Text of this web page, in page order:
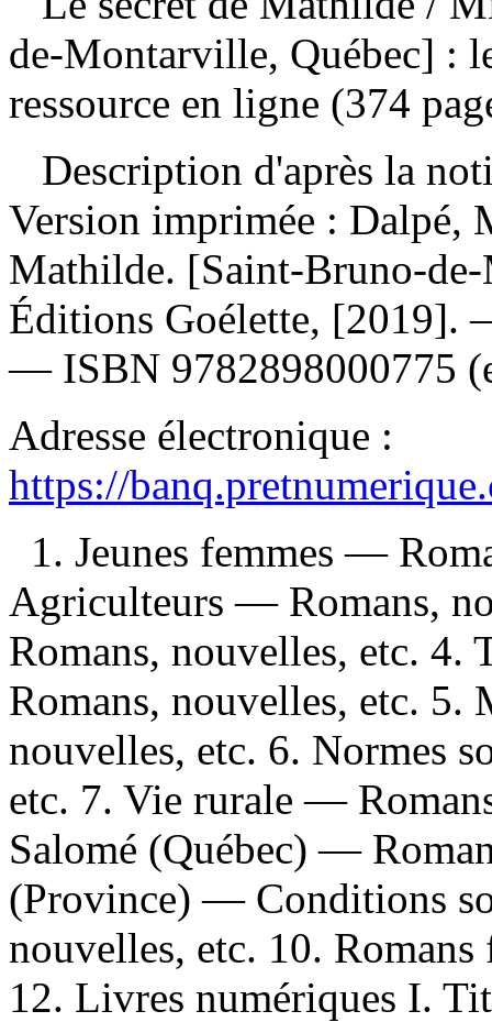
de-Montarville, Québec] :
ressource en ligne (374
Description d'après la
Version imprimée : Dalpé,
Mathilde. [Saint-Bruno-
Éditions Goélette,
— ISBN 9782898000775
Adresse électronique :
https://
1. Jeunes femmes —
Agriculteurs — Romans,
Romans, nouvelles, etc.
Romans, nouvelles, etc.
nouvelles, etc. 6. Normes
etc. 7. Vie rurale —
Salomé (Québec) —
(Province) — Conditions
nouvelles, etc. 10.
12. Livres numériques I.